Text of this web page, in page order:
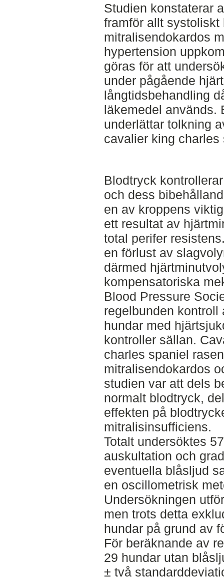
Studien konstaterar
framför allt
mitralisendokardos
hypertension
göras för att
under pågående
långtidsbehandling
läkemedel används.
underlättar tolkning
cavalier king charles
Blodtryck
och dess
en av kroppens
ett resultat av
total perifer
en förlust av
därmed
kompensatoriska
Blood Pressure
regelbunden kontroll
hundar med
kontroller sällan.
charles spaniel
mitralisendokardos
studien var att dels
normalt blodtryck,
effekten på
mitralisinsufficiens.
Totalt undersöktes
auskultation och
eventuella blåsljud
en oscillometrisk
Undersökningen
men trots detta
hundar på grund av
För beräknande av
29 hundar utan
± två